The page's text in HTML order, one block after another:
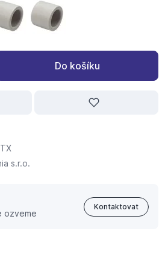
75
PPR nátrubek 90PPR nátrubek 110
Do košíku
s.r.o.
ozveme
Kontaktovat